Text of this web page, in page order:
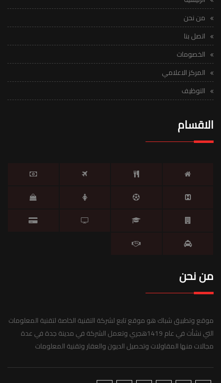
من نحن
اتصل بنا
الخصومات
المركز الاعلامي
التوظيف
الاقسام
من نحن
موقع وتطبيق شباك هو موقع تابع لشركة التقنية الخاصة لتقنية المعلومات
التي نشأت في عام 1419هجري وتعمل الشركة في مدينة جدة في عدة
مجالات منها المقاولات وتحصيل الديون والعقار وتقنية المعلومات